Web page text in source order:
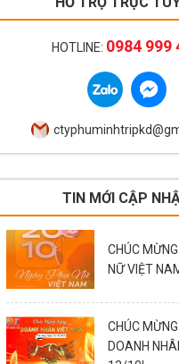
HOTLINE: 0984 999
TIN MỚI CẬP
CHÚC
NỮ VIỆT
CHÚC
DOANH